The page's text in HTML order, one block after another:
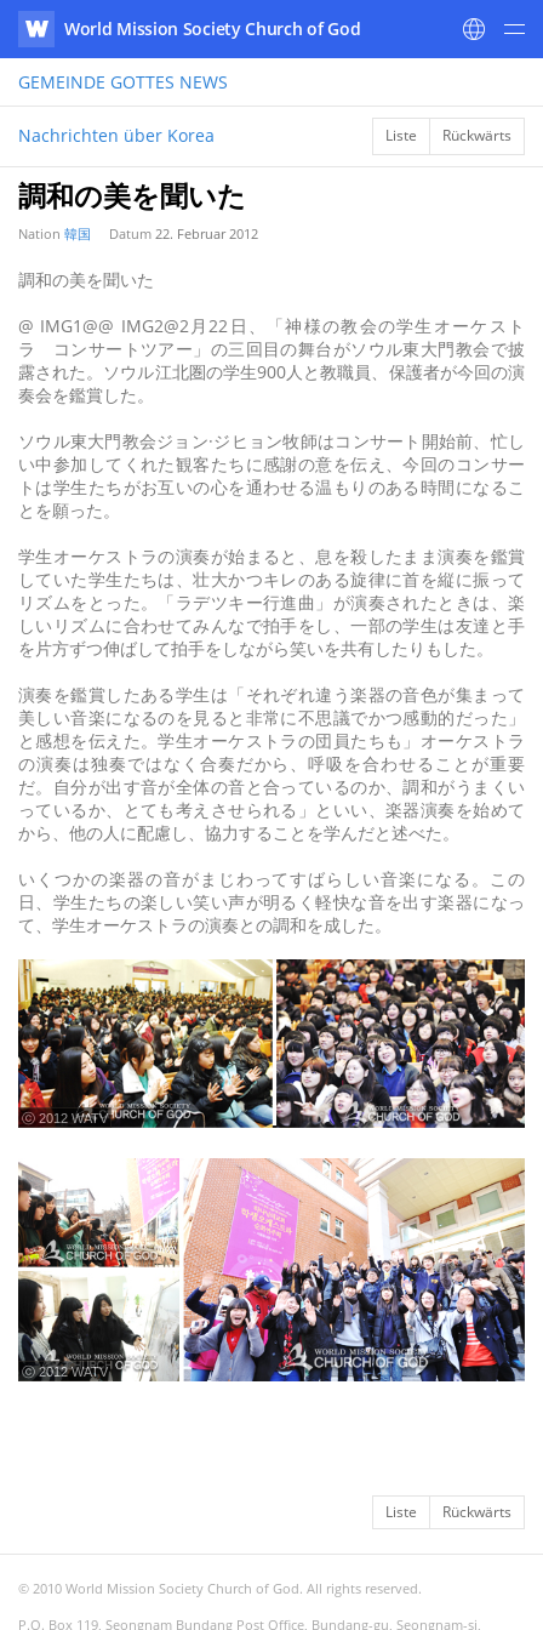
WATV
World Mission Society Church of God
GEMEINDE GOTTES NEWS
Nachrichten über Korea Liste Rückwärts
調和の美を聞いた
Nation 韓国 Datum 22. Februar 2012
調和の美を聞いた
@ IMG1@@ IMG2@2月22日、「神様の教会の学生オーケスト
ラ コンサートツアー」の三回目の舞台がソウル東大門教会で披
露された。ソウル江北圏の学生900人と教職員、保護者が今回の演
奏会を鑑賞した。
ソウル東大門教会ジョン·ジヒョン牧師はコンサート開始前、忙し
い中参加してくれた観客たちに感謝の意を伝え、今回のコンサー
トは学生たちがお互いの心を通わせる温もりのある時間になるこ
とを願った。
学生オーケストラの演奏が始まると、息を殺したまま演奏を鑑賞
していた学生たちは、壮大かつキレのある旋律に首を縦に振って
リズムをとった。「ラデツキー行進曲」が演奏されたときは、楽
しいリズムに合わせてみんなで拍手をし、一部の学生は友達と手
を片方ずつ伸ばして拍手をしながら笑いを共有したりもした。
演奏を鑑賞したある学生は「それぞれ違う楽器の音色が集まって
美しい音楽になるのを見ると非常に不思議でかつ感動的だった」
と感想を伝えた。学生オーケストラの団員たちも」オーケストラ
の演奏は独奏ではなく合奏だから、呼吸を合わせることが重要
だ。自分が出す音が全体の音と合っているのか、調和がうまくい
っているか、とても考えさせられる」といい、楽器演奏を始めて
から、他の人に配慮し、協力することを学んだと述べた。
いくつかの楽器の音がまじわってすばらしい音楽になる。この
日、学生たちの楽しい笑い声が明るく軽快な音を出す楽器になっ
て、学生オーケストラの演奏との調和を成した。
ⓒ 2012 WATV
ⓒ 2012 WATV
Liste Rückwärts
© 2010 World Mission Society Church of God. All rights reserved.
P.O. Box 119, Seongnam Bundang Post Office, Bundang-gu, Seongnam-si,